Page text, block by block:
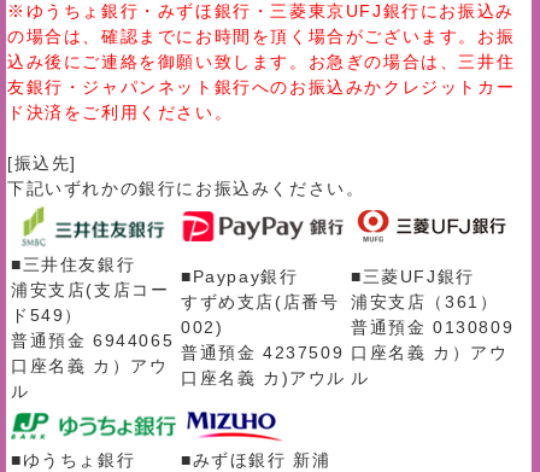
※ゆうちょ銀行・みずほ銀行・三菱東京UFJ銀行にお振込み
の場合は、確認までにお時間を頂く場合がございます。お振
込み後にご連絡を御願い致します。お急ぎの場合は、三井住
友銀行・ジャパンネット銀行へのお振込みかクレジットカー
ド決済をご利用ください。
[振込先]
下記いずれかの銀行にお振込みください。
■三井住友銀行
浦安支店(支店コー
ド549）
普通預金 6944065
口座名義 カ）アウ
ル
■Paypay銀行
すずめ支店(店番号
002)
普通預金 4237509
口座名義 カ)アウル
■三菱UFJ銀行
浦安支店（361）
普通預金 0130809
口座名義 カ）アウ
ル
■ゆうちょ銀行
■みずほ銀行 新浦